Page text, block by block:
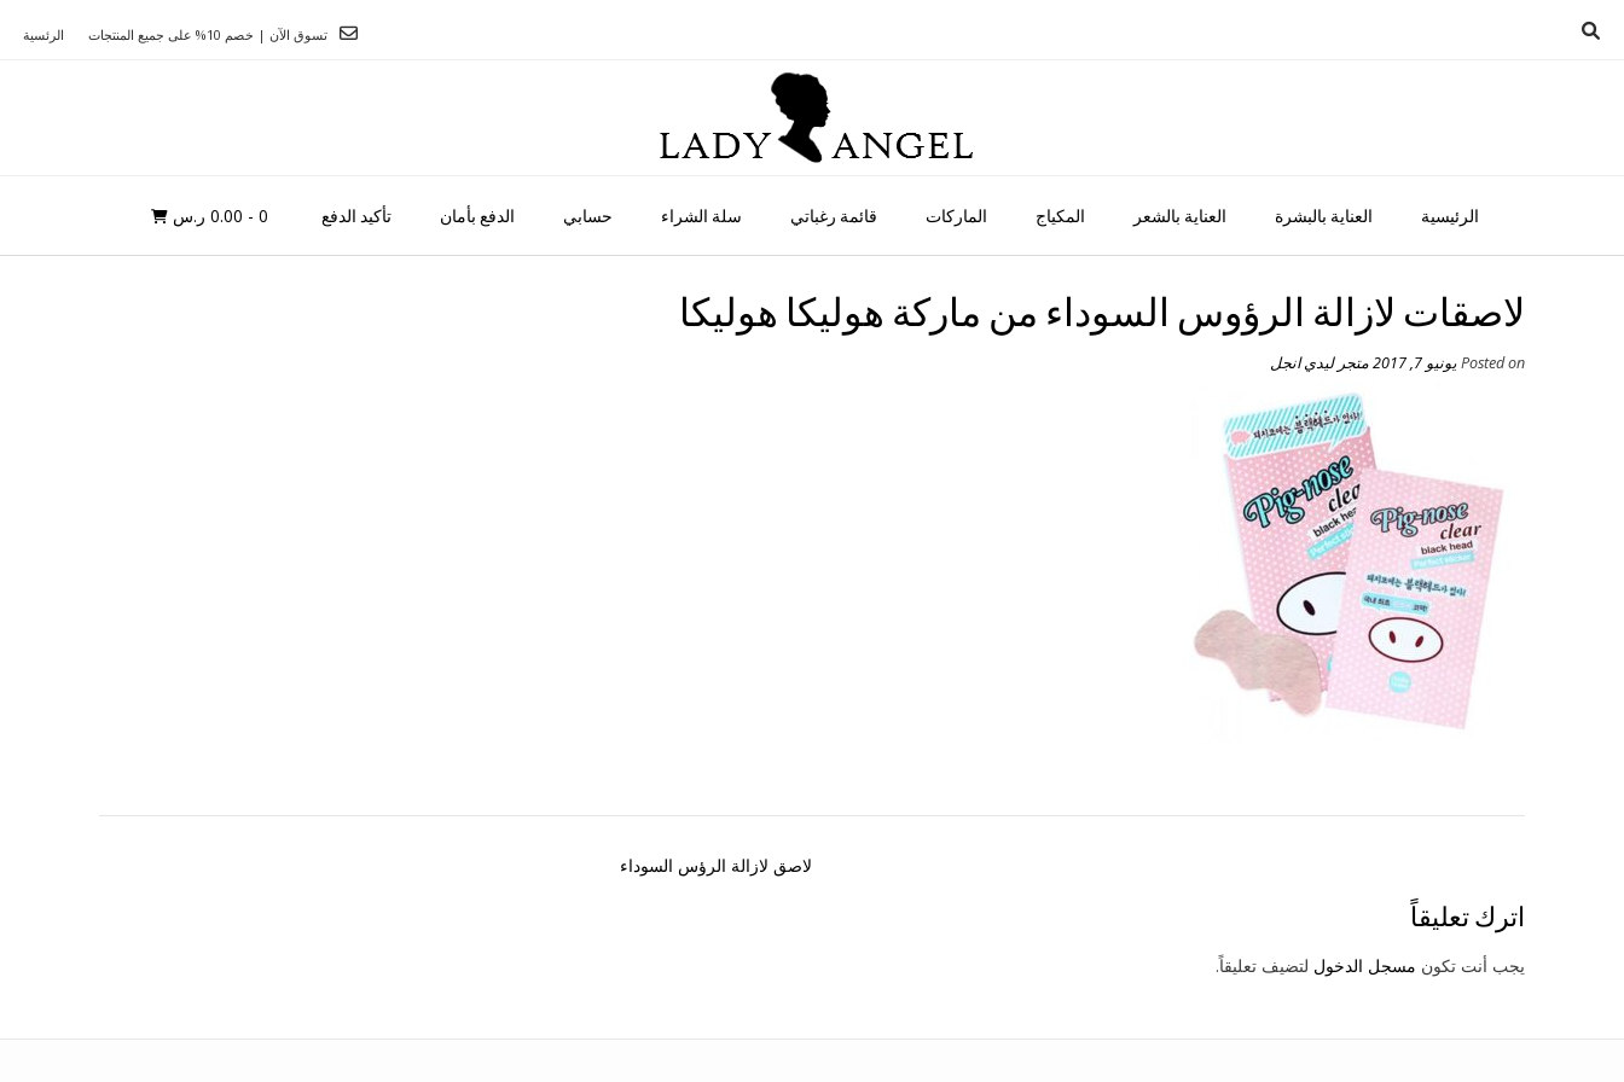
الرئسية تسوق الآن | خصم 10% على جميع المنتجات
تأكيد الدفع الدفع بأمان حسابي سلة الشراء قائمة رغباتي الماركات المكياج العناية بالشعر العناية بالبشرة الرئيسية 0 - 0.00 ر.س
لاصقات لازالة الرؤوس السوداء من ماركة هوليكا هوليكا
Posted onيونيو 7, 2017 متجر ليدي انجل
لاصق لازالة الرؤس السوداء
اترك تعليقاً
يجب أنت تكون مسجل الدخول لتضيف تعليقاً.